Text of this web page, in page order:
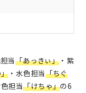
当「あっきぃ」 ・紫
・水色担当「ちぐ
担当「けちゃ」の6